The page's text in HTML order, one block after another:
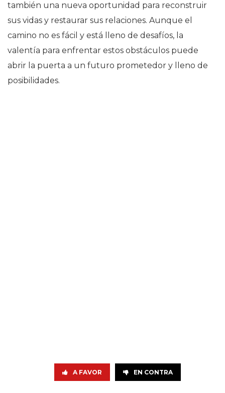
también una nueva oportunidad para reconstruir
sus vidas y restaurar sus relaciones. Aunque el
camino no es fácil y está lleno de desafíos, la
valentía para enfrentar estos obstáculos puede
abrir la puerta a un futuro prometedor y lleno de
posibilidades.
A FAVOR EN CONTRA